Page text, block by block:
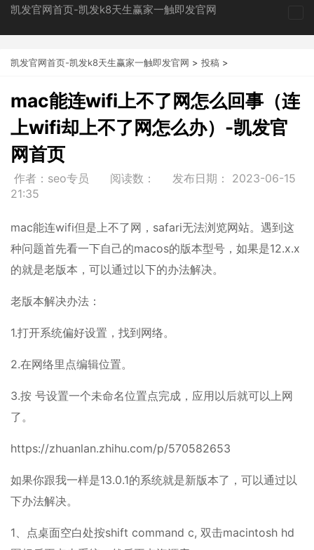
凯发官网首页-凯发k8天生赢家一触即发官网
凯发官网首页-凯发k8天生赢家一触即发官网 > 投稿 >
mac能连wifi上不了网怎么回事（连
上wifi却上不了网怎么办）-凯发官
网首页
作者：seo专员 阅读数： 发布日期： 2023-06-15
21:35
mac能连wifi但是上不了网，safari无法浏览网站。遇到这
种问题首先看一下自己的macos的版本型号，如果是12.x.x
的就是老版本，可以通过以下的办法解决。
老版本解决办法：
1.打开系统偏好设置，找到网络。
2.在网络里点编辑位置。
3.按 号设置一个未命名位置点完成，应用以后就可以上网
了。
https://zhuanlan.zhihu.com/p/570582653
如果你跟我一样是13.0.1的系统就是新版本了，可以通过以
下办法解决。
1、点桌面空白处按shift command c, 双击macintosh hd